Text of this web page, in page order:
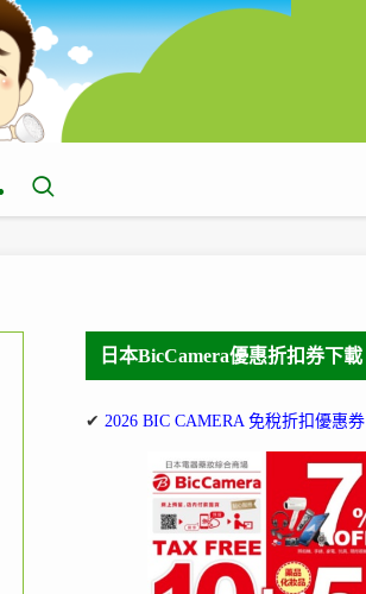
日本BicCamera優惠折扣券下載
✔ 2026 BIC CAMERA 免稅折扣優惠券